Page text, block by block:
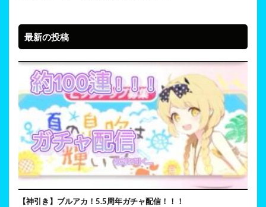
最新の投稿
【神引き】ブルアカ！5.5周年ガチャ配信！！！